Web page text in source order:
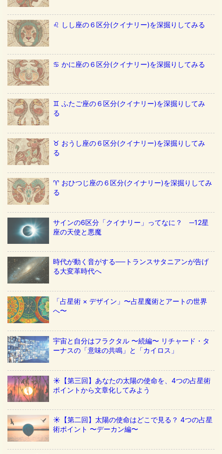
♌️ しし座の６区分(クイナリー)を深掘りしてみる
♋️ かに座の６区分(クイナリー)を深掘りしてみる
♊️ ふたご座の６区分(クイナリー)を深掘りしてみ
る
♉️ おうし座の６区分(クイナリー)を深掘りしてみ
る
♈️ おひつじ座の６区分(クイナリー)を深掘りしてみ
る
サインの6区分「クイナリー」ってなに？ ─12星
座の天使と悪魔
時代が動く音がする──トランスサタニアンが告げ
る大変革時代へ
「占星術 × デザイン」〜占星魔術とアートの世界
へ〜
宇宙と自分はフラクタル 〜続編〜 リチャード・タ
ーナスの「意味の共鳴」と「カイロス」
☀️【第三回】あなたの太陽の使命を、4つの占星術
ポイントから文章化してみよう
☀️【第二回】太陽の使命はどこで見る？ 4つの占星
術ポイント 〜デーカン編〜